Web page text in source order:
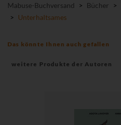
Mabuse-Buchversand > Bücher >
> Unterhaltsames
Das könnte Ihnen auch gefallen
weitere Produkte der Autoren